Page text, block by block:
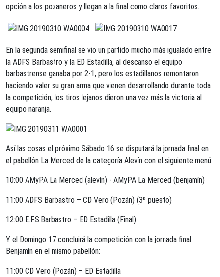
opción a los pozaneros y llegan a la final como claros favoritos.
En la segunda semifinal se vio un partido mucho más igualado entre
la ADFS Barbastro y la ED Estadilla, al descanso el equipo
barbastrense ganaba por 2-1, pero los estadillanos remontaron
haciendo valer su gran arma que vienen desarrollando durante toda
la competición, los tiros lejanos dieron una vez más la victoria al
equipo naranja.
Así las cosas el próximo Sábado 16 se disputará la jornada final en
el pabellón La Merced de la categoría Alevín con el siguiente menú:
10:00 AMyPA La Merced (alevín) - AMyPA La Merced (benjamín)
11:00 ADFS Barbastro – CD Vero (Pozán) (3º puesto)
12:00 E.F.S.Barbastro – ED Estadilla (Final)
Y el Domingo 17 concluirá la competición con la jornada final
Benjamín en el mismo pabellón:
11:00 CD Vero (Pozán) – ED Estadilla